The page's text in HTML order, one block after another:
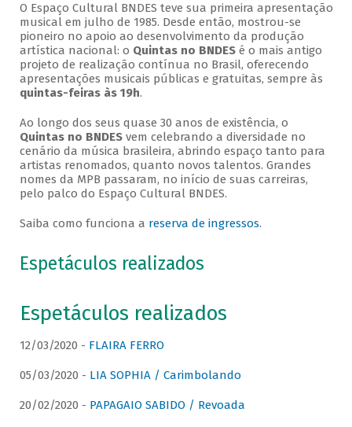
O Espaço Cultural BNDES teve sua primeira apresentação
musical em julho de 1985. Desde então, mostrou-se
pioneiro no apoio ao desenvolvimento da produção
artística nacional: o Quintas no BNDESé o mais antigo
projeto de realização contínua no Brasil, oferecendo
apresentações musicais públicas e gratuitas, sempre às
quintas-feiras às 19h.
Ao longo dos seus quase 30 anos de existência, o
Quintas no BNDESvem celebrando a diversidade no
cenário da música brasileira, abrindo espaço tanto para
artistas renomados, quanto novos talentos. Grandes
nomes da MPB passaram, no início de suas carreiras,
pelo palco do Espaço Cultural BNDES.
Saiba como funciona a reserva de ingressos.
Espetáculos realizados
Espetáculos realizados
12/03/2020 - FLAIRA FERRO
05/03/2020 - LIA SOPHIA / Carimbolando
20/02/2020 - PAPAGAIO SABIDO / Revoada